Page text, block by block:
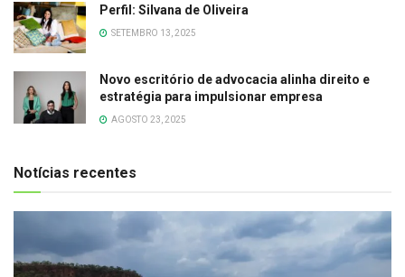
Perfil: Silvana de Oliveira
SETEMBRO 13, 2025
Novo escritório de advocacia alinha direito e
estratégia para impulsionar empresa
AGOSTO 23, 2025
Notícias recentes